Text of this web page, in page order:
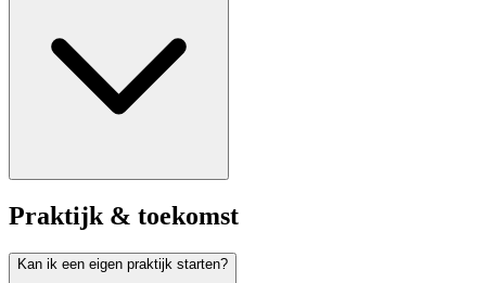
Praktijk & toekomst
Kan ik een eigen praktijk starten?